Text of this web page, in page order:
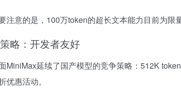
注意的是，100万token的超长文本能力目前为限
略：开发者友好
MiniMax延续了国产模型的竞争策略：512K
优惠活动。